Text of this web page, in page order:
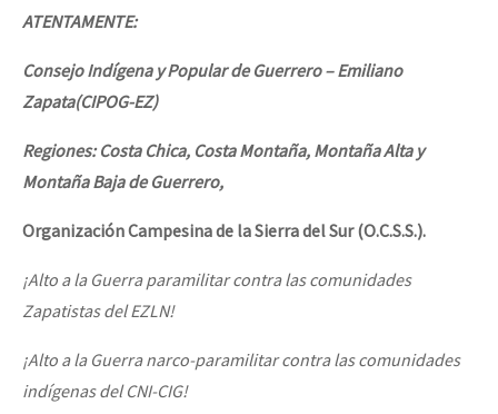
ATENTAMENTE:
Consejo Indígena y Popular de Guerrero – Emiliano
Zapata(CIPOG-EZ)
Regiones: Costa Chica, Costa Montaña, Montaña Alta y
Montaña Baja de Guerrero,
Organización Campesina de la Sierra del Sur (O.C.S.S.).
¡Alto a la Guerra paramilitar contra las comunidades
Zapatistas del EZLN!
¡Alto a la Guerra narco-paramilitar contra las comunidades
indígenas del CNI-CIG!